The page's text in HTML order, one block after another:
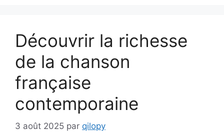
Découvrir la richesse
de la chanson
française
contemporaine
3 août 2025 par qilopy